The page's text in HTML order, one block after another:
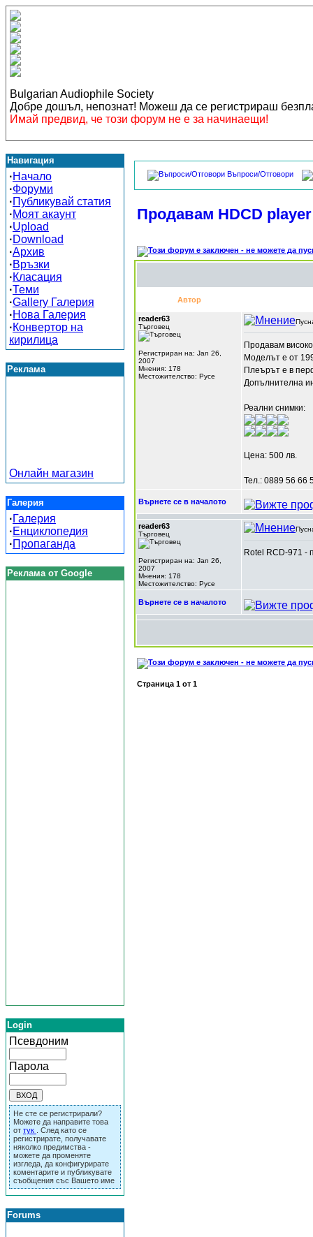
Bulgarian Audiophile Society
Добре дошъл, непознат! Можеш да се регистрираш
Имай предвид, че този форум не е за начинаещи!
Навигация
·Начало
·Форуми
·Публикувай статия
·Моят акаунт
·Upload
·Download
·Архив
·Връзки
·Класация
·Теми
·Gallery Галерия
·Нова Галерия
·Конвертор на
кирилица
Реклама
Онлайн магазин
Галерия
·Галерия
·Енциклопедия
·Пропаганда
Реклама от Google
Login
Псевдоним
Парола
Не сте се регистрирали?
Можете да направите това
от тук
. След като се
регистрирате, получавате
няколко предимства -
можете да променяте
изгледа, да конфигурирате
коментарите и публикувате
съобщения със Вашето име
Forums
Въпроси/Отговори
Продавам HDCD player
Автор
reader63
Търговец
Регистриран на: Jan 26,
2007
Мнения: 178
Местожителство: Русе
Продавам
Моделът е от
Плеърът е в
Допълнителна
Реални снимки:
Цена: 500 лв.
Тел.: 0889 56 66
Върнете се в началото
reader63
Търговец
Регистриран на: Jan 26,
2007
Мнения: 178
Местожителство: Русе
Rotel RCD-971 -
Върнете се в началото
Страница 1 от 1